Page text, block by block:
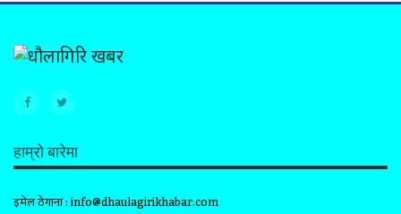
हाम्रो बारेमा
इमेल ठेगाना :info@dhaulagirikhabar.com